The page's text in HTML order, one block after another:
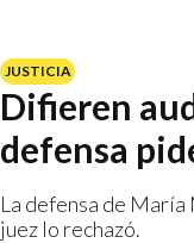
JUSTICIA
Difieren
defensa
La defensa de
juez lo rechazó.